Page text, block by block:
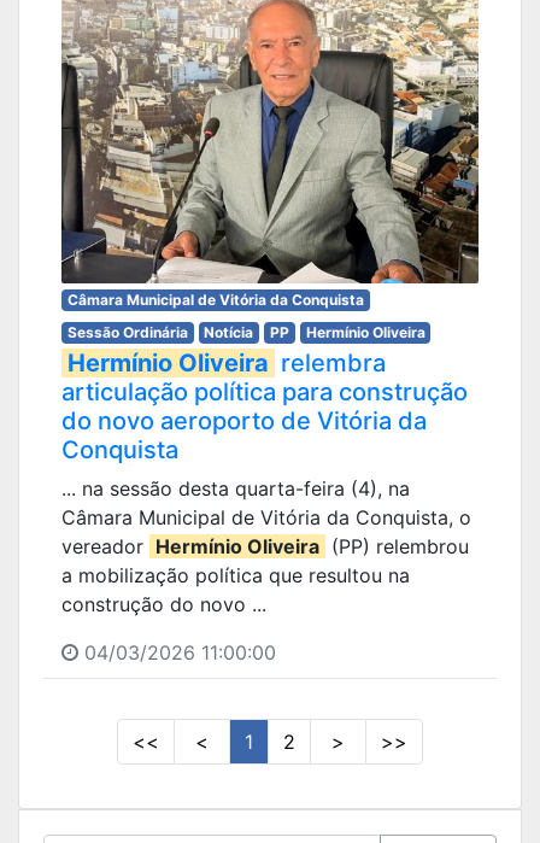
Câmara Municipal de Vitória da Conquista
Sessão Ordinária
Notícia PP Hermínio Oliveira
Hermínio Oliveira relembra
articulação política para construção
do novo aeroporto de Vitória da
Conquista
... na sessão desta quarta-feira (4), na
Câmara Municipal de Vitória da Conquista, o
vereador Hermínio Oliveira (PP) relembrou
a mobilização política que resultou na
construção do novo ...
04/03/2026 11:00:00
<< < 1 2 > >>